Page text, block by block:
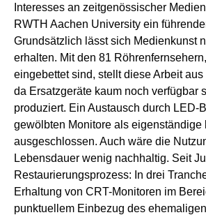
Interesses an zeitgenössischer
RWTH Aachen University ein
Grundsätzlich lässt sich Medienkunst
erhalten. Mit den 81
eingebettet sind, stellt diese Arbeit
da Ersatzgeräte kaum noch verfügbar
produziert. Ein Austausch durch
gewölbten Monitore als
ausgeschlossen. Auch wäre die
Lebensdauer wenig nachhaltig. Seit
Restaurierungsprozess: In drei
Erhaltung von CRT-Monitoren im
punktuellem Einbezug des